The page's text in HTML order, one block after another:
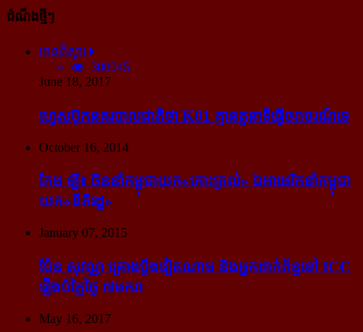
ដំណឹងថ្មីៗ
អានពិស្ដារ
300945
June 18, 2017
ហ្វេសប៊ុក​នគរបាល​ជាតិ​ថា K01 គ្មាន​តួនាទី​ធ្វើ​ចរាចរណ៍​ទេ
October 16, 2014
កែម ឡី៖ ចិន​នាំ​កម្ពុជា​យក​«កោះ​ត្រល់» ឯ​អាមេរិក​នាំ​កម្ពុជា​
យក​«នីតិរដ្ឋ»
January 07, 2015
ប៉ែន សុវណ្ណ គ្រោង​ប្តឹង​វៀតណាម និង​អ្នក​ពាក់​ព័ន្ធ​ទៅ ICC
រឿង​បំភ្លៃ​ថ្ងៃ ៧​មករា
May 16, 2017